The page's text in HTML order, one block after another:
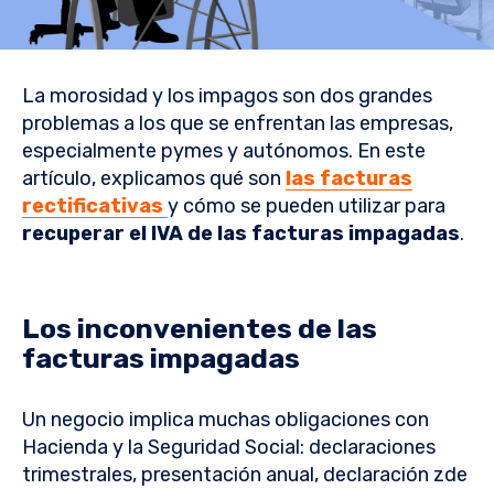
La morosidad y los impagos son dos grandes
problemas a los que se enfrentan las empresas,
especialmente pymes y autónomos. En este
artículo, explicamos qué son las facturas
rectificativas y cómo se pueden utilizar para
recuperar el IVA de las facturas impagadas.
Los inconvenientes de las
facturas impagadas
Un negocio implica muchas obligaciones con
Hacienda y la Seguridad Social: declaraciones
trimestrales, presentación anual, declaración zde